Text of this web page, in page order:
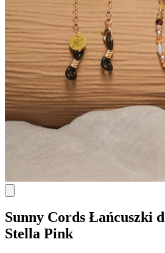
Sunny Cords Łańcuszki
Stella Pink